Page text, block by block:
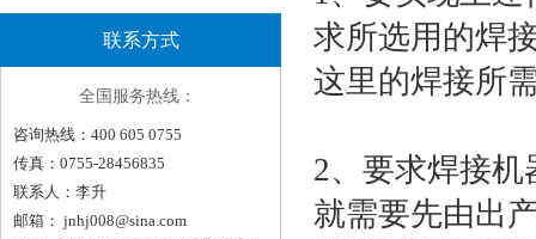
联系方式
全国服务热线：
咨询热线：400 605 0755
传真：0755-28456835
联系人：李升
邮箱： jnhj008@sina.com
求所选用的焊
这里的焊接所
2、要求焊接
就需要先由出